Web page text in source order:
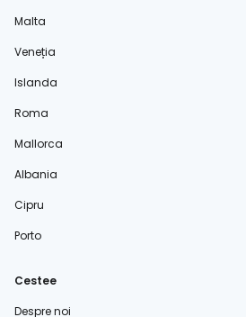
Malta
Veneția
Islanda
Roma
Mallorca
Albania
Cipru
Porto
Cestee
Despre noi